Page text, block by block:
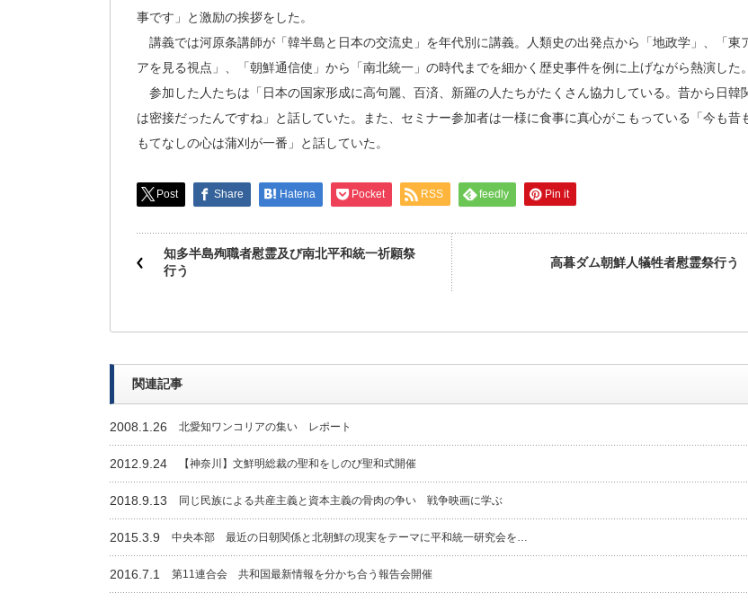
事です」と激励の挨拶をした。
講義では河原条講師が「韓半島と日本の交流史」を年代別に講義。人類史の出発点から「地政学」、「東
アを見る視点」、「朝鮮通信使」から「南北統一」の時代までを細かく歴史事件を例に上げながら熱演した。
参加した人たちは「日本の国家形成に高句麗、百済、新羅の人たちがたくさん協力している。昔から日韓
は密接だったんですね」と話していた。また、セミナー参加者は一様に食事に真心がこもっている「今も昔
もてなしの心は蒲刈が一番」と話していた。
Post Share Hatena Pocket RSS feedly Pin it
知多半島殉職者慰霊及び南北平和統一祈願祭
行う
高暮ダム朝鮮人犠牲者慰霊祭行う
関連記事
2008.1.26 北愛知ワンコリアの集い レポート
2012.9.24 【神奈川】文鮮明総裁の聖和をしのび聖和式開催
2018.9.13 同じ民族による共産主義と資本主義の骨肉の争い 戦争映画に学ぶ
2015.3.9 中央本部 最近の日朝関係と北朝鮮の現実をテーマに平和統一研究会を…
2016.7.1 第11連合会 共和国最新情報を分かち合う報告会開催